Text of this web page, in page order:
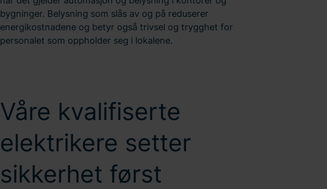
bygninger. Belysning som slås av og på reduserer
energikostnadene og betyr også trivsel og trygghet for
personalet som oppholder seg i lokalene.
Våre kvalifiserte
elektrikere setter
sikkerhet først